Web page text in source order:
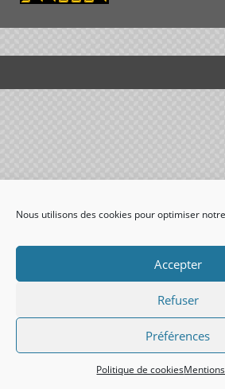
Nous utilisons des cookies pour optimiser
Accepter
Refuser
Préférences
Politique de cookies